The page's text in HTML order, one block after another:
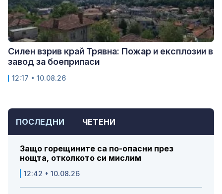
ПОСЛЕДНИ ЧЕТЕНИ
Защо горещините са по-опасни през
нощта, отколкото си мислим
12:42 • 10.08.26
Силен взрив край Трявна: Пожар и експлозии в
завод за боеприпаси
12:17 • 10.08.26